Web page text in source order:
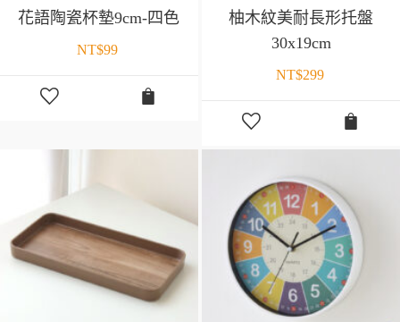
花語陶瓷杯墊9cm-四色
NT$99
柚木紋美耐長形托盤
30x19cm
NT$299